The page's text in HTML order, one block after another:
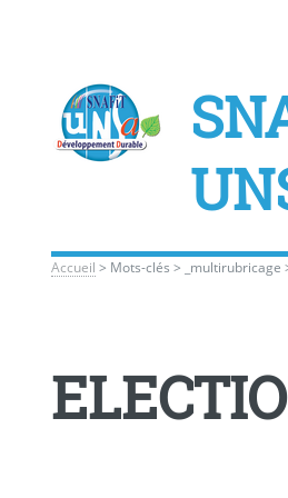
Accueil > Mots-clés > _multirubricage